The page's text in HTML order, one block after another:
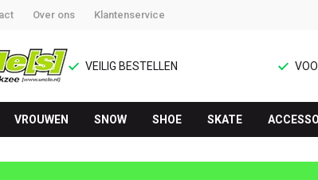
Over ons Klantenservice
VEILIG BESTELLEN
VROUWEN SNOW SHOE SKATE